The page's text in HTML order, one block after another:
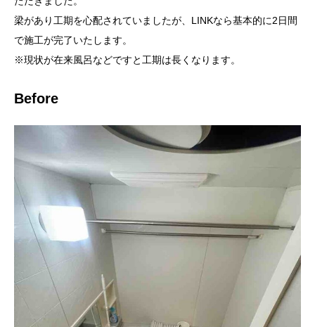
梁があり工期を心配されていましたが、LINKなら基本的に2日間
で施工が完了いたします。
※現状が在来風呂などですと工期は長くなります。
Before